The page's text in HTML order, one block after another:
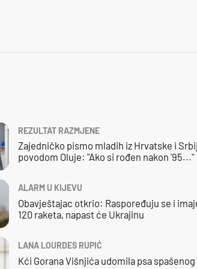
REZULTAT RAZMJENE
Zajedničko pismo mladih iz Hrvatske i
povodom Oluje: "Ako si rođen nakon '95..."
ALARM U KIJEVU
Obavještajac otkrio: Raspoređuju se i
120 raketa, napast će Ukrajinu
LANA LOURDES RUPIĆ
Kći Gorana Višnjića udomila psa spašenog